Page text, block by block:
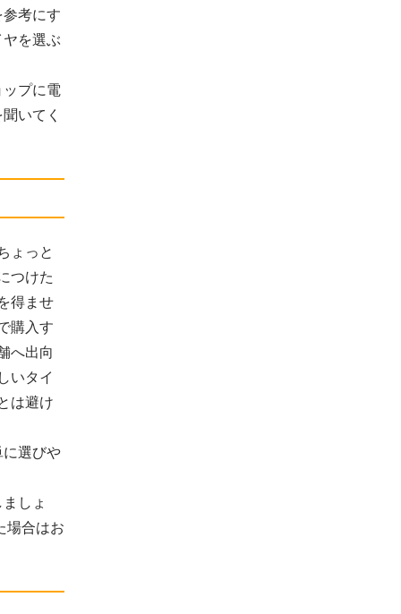
考にす
を選ぶ
プに電
いてく
ょっと
つけた
得ませ
購入す
へ出向
いタイ
は避け
に選びや
しょ
場合はお